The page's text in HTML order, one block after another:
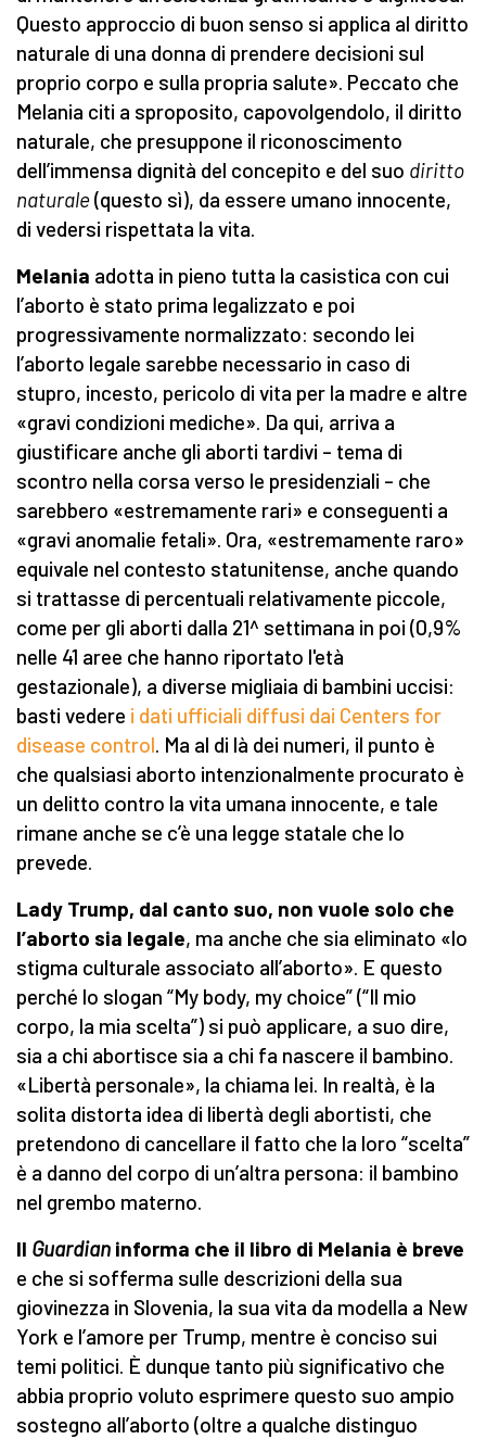
Questo approccio di buon senso si applica al diritto
naturale di una donna di prendere decisioni sul
proprio corpo e sulla propria salute». Peccato che
Melania citi a sproposito, capovolgendolo, il diritto
naturale, che presuppone il riconoscimento
dell’immensa dignità del concepito e del suo diritto
naturale(questo sì), da essere umano innocente,
di vedersi rispettata la vita.
Melania adotta in pieno tutta la casistica con cui
l’aborto è stato prima legalizzato e poi
progressivamente normalizzato: secondo lei
l’aborto legale sarebbe necessario in caso di
stupro, incesto, pericolo di vita per la madre e altre
«gravi condizioni mediche». Da qui, arriva a
giustificare anche gli aborti tardivi – tema di
scontro nella corsa verso le presidenziali – che
sarebbero «estremamente rari» e conseguenti a
«gravi anomalie fetali». Ora, «estremamente raro»
equivale nel contesto statunitense, anche quando
si trattasse di percentuali relativamente piccole,
come per gli aborti dalla 21^ settimana in poi (0,9%
nelle 41 aree che hanno riportato l'età
gestazionale), a diverse migliaia di bambini uccisi:
basti vedere i dati ufficiali diffusi dai Centers for
disease control. Ma al di là dei numeri, il punto è
che qualsiasi aborto intenzionalmente procurato è
un delitto contro la vita umana innocente, e tale
rimane anche se c’è una legge statale che lo
prevede.
Lady Trump, dal canto suo, non vuole solo che
l’aborto sia legale, ma anche che sia eliminato «lo
stigma culturale associato all’aborto». E questo
perché lo slogan “My body, my choice” (“Il mio
corpo, la mia scelta”) si può applicare, a suo dire,
sia a chi abortisce sia a chi fa nascere il bambino.
«Libertà personale», la chiama lei. In realtà, è la
solita distorta idea di libertà degli abortisti, che
pretendono di cancellare il fatto che la loro “scelta”
è a danno del corpo di un’altra persona: il bambino
nel grembo materno.
Il Guardian informa che il libro di Melania è breve
e che si sofferma sulle descrizioni della sua
giovinezza in Slovenia, la sua vita da modella a New
York e l’amore per Trump, mentre è conciso sui
temi politici. È dunque tanto più significativo che
abbia proprio voluto esprimere questo suo ampio
sostegno all’aborto (oltre a qualche distinguo